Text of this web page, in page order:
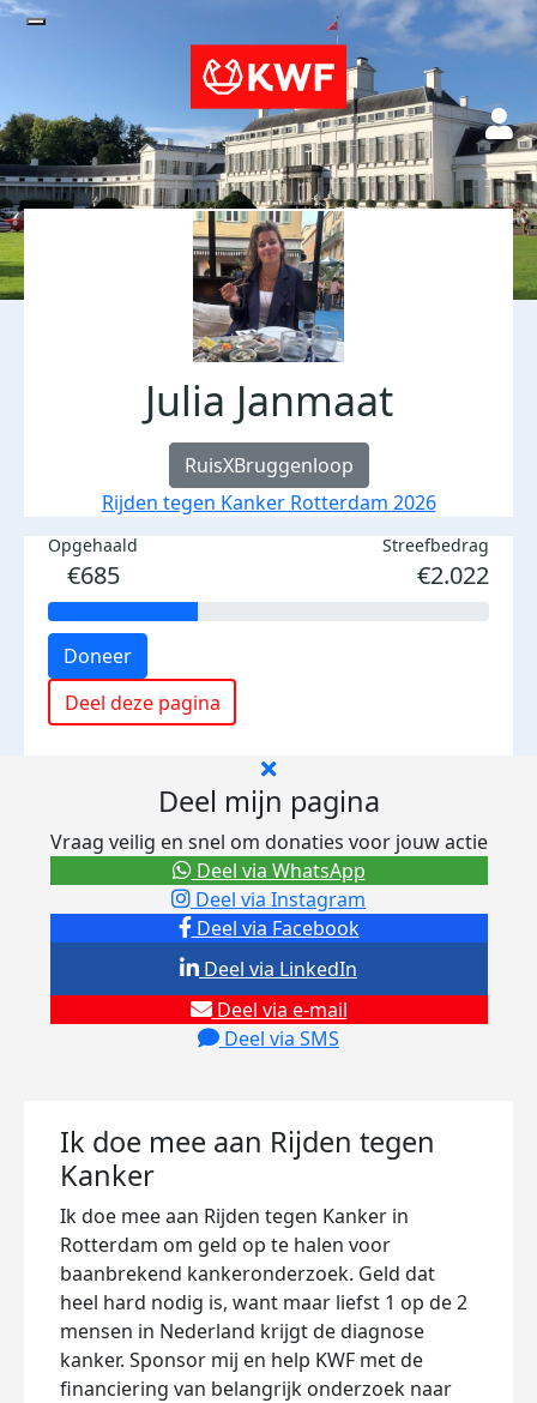
Julia Janmaat
RuisXBruggenloop
Rijden tegen Kanker Rotterdam 2026
Opgehaald
€685
Streefbedrag
€2.022
Doneer
Deel deze pagina
Deel mijn pagina
Vraag veilig en snel om donaties voor jouw actie
Deel via Facebook
Deel via Instagram
Deel via e-mail
Deel via SMS
Deel via LinkedIn
Deel via WhatsApp
Ik doe mee aan Rijden tegen
Kanker
Ik doe mee aan Rijden tegen Kanker in
Rotterdam om geld op te halen voor
baanbrekend kankeronderzoek. Geld dat
heel hard nodig is, want maar liefst 1 op de 2
mensen in Nederland krijgt de diagnose
kanker. Sponsor mij en help KWF met de
financiering van belangrijk onderzoek naar